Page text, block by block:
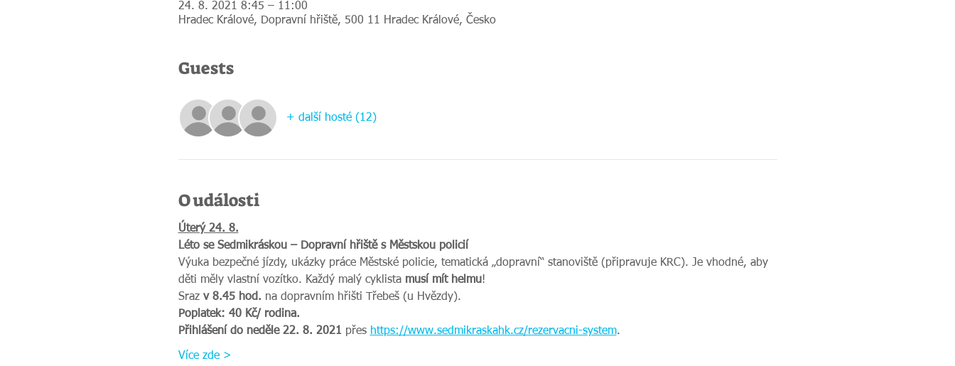
24. 8. 2021 8:45 – 11:00
Hradec Králové, Dopravní hřiště, 500 11 Hradec Králové, Česko
Guests
+ další hosté (12)
O události
Úterý 24. 8.
Léto se Sedmikráskou – Dopravní hřiště s Městskou policií
Výuka bezpečné jízdy, ukázky práce Městské policie, tematická „dopravní“ stanoviště (připravuje KRC). Je vhodné, aby
děti měly vlastní vozítko. Každý malý cyklista musí mít helmu!
Sraz v 8.45 hod. na dopravním hřišti Třebeš (u Hvězdy).
Poplatek: 40 Kč/ rodina.
Přihlášení do neděle 22. 8. 2021 přes https://www.sedmikraskahk.cz/rezervacni-system.
Více zde >